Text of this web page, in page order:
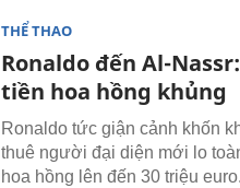
THỂ THAO
Ronaldo đến Al-
tiền hoa hồng khủng
Ronaldo tức giận cảnh khốn
thuê người đại diện mới lo
hoa hồng lên đến 30 triệu euro.